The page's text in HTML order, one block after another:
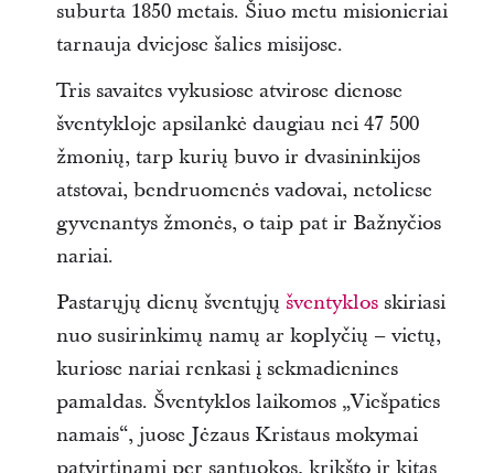
suburta 1850 metais. Šiuo metu misionieriai
tarnauja dviejose šalies misijose.
Tris savaites vykusiose atvirose dienose
šventykloje apsilankė daugiau nei 47 500
žmonių, tarp kurių buvo ir dvasininkijos
atstovai, bendruomenės vadovai, netoliese
gyvenantys žmonės, o taip pat ir Bažnyčios
nariai.
Pastarųjų dienų šventųjų šventyklosskiriasi
nuo susirinkimų namų ar koplyčių – vietų,
kuriose nariai renkasi į sekmadienines
pamaldas. Šventyklos laikomos „Viešpaties
namais“, juose Jėzaus Kristaus mokymai